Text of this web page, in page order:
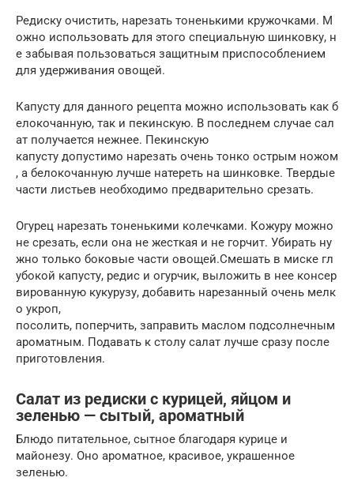
Редиску очистить, нарезать тоненькими кружочками. М
ожно использовать для этого специальную шинковку, н
е забывая пользоваться защитным приспособлением
для удерживания овощей.
Капусту для данного рецепта можно использовать как б
елокочанную, так и пекинскую. В последнем случае сал
ат получается нежнее. Пекинскую
капусту допустимо нарезать очень тонко острым ножом
, а белокочанную лучше натереть на шинковке. Твердые
части листьев необходимо предварительно срезать.
Огурец нарезать тоненькими колечками. Кожуру можно
не срезать, если она не жесткая и не горчит. Убирать ну
жно только боковые части овощей.Смешать в миске гл
убокой капусту, редис и огурчик, выложить в нее консер
вированную кукурузу, добавить нарезанный очень мелк
о укроп,
посолить, поперчить, заправить маслом подсолнечным
ароматным. Подавать к столу салат лучше сразу после
приготовления.
Салат из редиски с курицей, яйцом и
зеленью — сытый, ароматный
Блюдо питательное, сытное благодаря курице и
майонезу. Оно ароматное, красивое, украшенное
зеленью.